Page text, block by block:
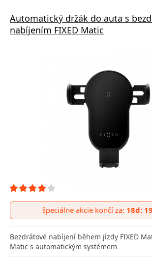
Automatický držák do auta s
nabíjením FIXED Matic
špeciálne akcie končí za: 18d:
Bezdrátové nabíjení během jízdy FIXED
Matic s automatickým systémem